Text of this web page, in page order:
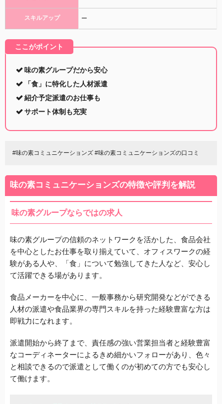
スキルアップ ー
ここがポイント
味の素グループだから安心
「食」に特化した人材派遣
紹介予定派遣のお仕事も
サポート体制も充実
#味の素コミュニケーションズ #味の素コミュニケーションズの口コミ
味の素コミュニケーションズの特徴や評判を解説
味の素グループならではの求人
味の素グループの信頼のネットワークを活かした、食品会社
を中心としたお仕事を取り揃えていて、オフィスワークの経
験がある人や、「食」について勉強してきた人など、安心し
て活躍できる場があります。
食品メーカーを中心に、一般事務から研究開発などができる
人材の派遣や食品業界の専門スキルを持った経験豊富な方は
即戦力になれます。
派遣開始から終了まで、責任感の強い営業担当者と経験豊富
なコーディネーターによるきめ細かいフォローがあり、色々
と相談できるので派遣として働くのが初めての方でも安心し
て働けます。